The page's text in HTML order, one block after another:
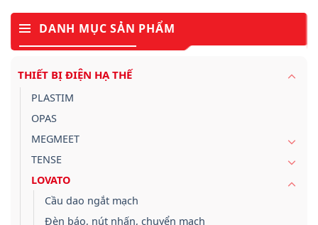
DANH MỤC SẢN PHẨM
THIẾT BỊ ĐIỆN HẠ THẾ
PLASTIM
OPAS
MEGMEET
TENSE
LOVATO
Cầu dao ngắt mạch
Đèn báo, nút nhấn, chuyển mạch